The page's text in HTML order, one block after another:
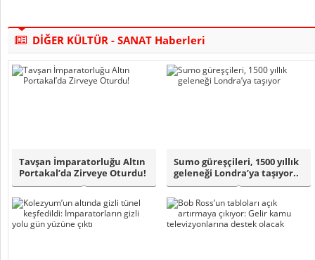
DİĞER KÜLTÜR - SANAT Haberleri
Tavşan İmparatorluğu Altın
Portakal’da Zirveye Oturdu!
Sumo güreşçileri, 1500 yıllık
geleneği Londra’ya taşıyor..